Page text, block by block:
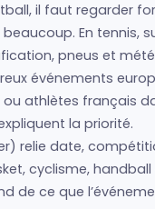
il faut regarder
En tennis,
pneus et
événements
athlètes français
la priorité.
relie date,
cyclisme,
de ce que